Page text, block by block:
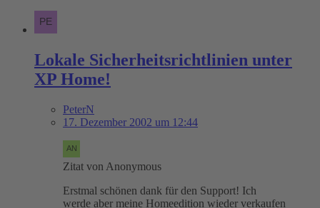
Lokale Sicherheitsrichtlinien unter
XP Home!
PeterN
17. Dezember 2002 um 12:44
Zitat von Anonymous
Erstmal schönen dank für den Support! Ich
werde aber meine Homeedition wieder verkaufen